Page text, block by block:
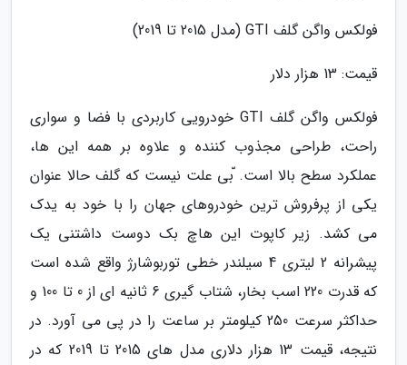
فولکس واگن گلف GTI (مدل 2015 تا 2019)
قیمت: 13 هزار دلار
فولکس واگن گلف GTI خودرویی کاربردی با فضا و سواری
راحت، طراحی مجذوب کننده و علاوه بر همه این ها،
عملکرد سطح بالا است. ّبی علت نیست که گلف حالا عنوان
یکی از پرفروش ترین خودروهای جهان را با خود به یدک
می کشد. زیر کاپوت این هاچ بک دوست داشتنی یک
پیشرانه 2 لیتری 4 سیلندر خطی توربوشارژ واقع شده است
که قدرت 220 اسب بخار، شتاب گیری 6 ثانیه ای از 0 تا 100 و
حداکثر سرعت 250 کیلومتر بر ساعت را در پی می آورد. در
نتیجه، قیمت 13 هزار دلاری مدل های 2015 تا 2019 که در